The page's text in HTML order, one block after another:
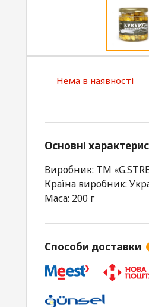
Нема в наявності
Основні
Виробник: TM
Країна виробник:
Маса: 200 г
Способи доставки